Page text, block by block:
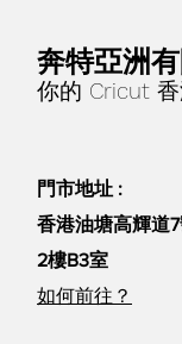
奔特亞洲
你的 Cricut
門市地址 :
香港油塘高輝道
2樓B3室
如何前往？